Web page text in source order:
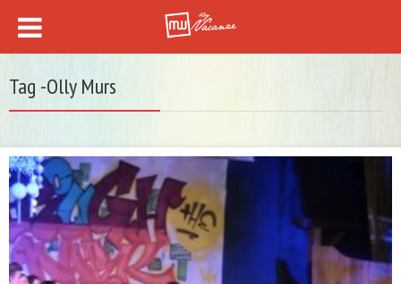
Tag -Olly Murs